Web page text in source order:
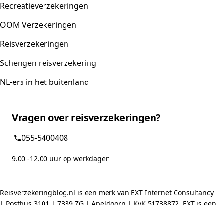
Recreatieverzekeringen
OOM Verzekeringen
Reisverzekeringen
Schengen reisverzekering
NL-ers in het buitenland
Vragen over reisverzekeringen?
055-5400408
9.00 -12.00 uur op werkdagen
Reisverzekeringblog.nl is een merk van EXT Internet Consultancy